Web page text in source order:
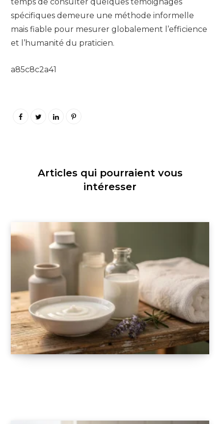
spécifiques demeure une méthode informelle
mais fiable pour mesurer globalement l’efficience
et l’humanité du praticien.
a85c8c2a41
Articles qui pourraient vous
intéresser